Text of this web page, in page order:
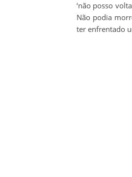
‘não posso
Não podia
ter enfrentado